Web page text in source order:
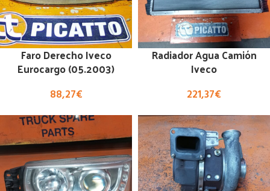
Faro Derecho Iveco
Eurocargo (05.2003)
88,27€
Radiador Agua Camión
Iveco
221,37€